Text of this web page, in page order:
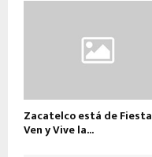
Zacatelco está de Fiesta
Ven y Vive la...